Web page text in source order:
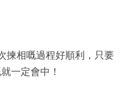
揀相嘅過程好順利，只要
一定會中！